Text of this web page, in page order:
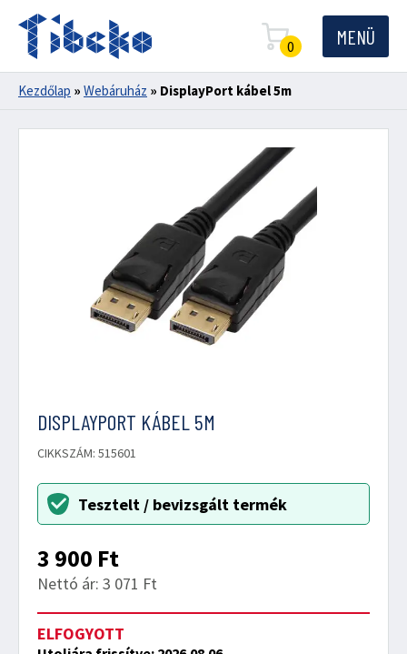
0 MENÜ
Kezdőlap » Webáruház » DisplayPort kábel 5m
DISPLAYPORT KÁBEL 5M
CIKKSZÁM: 515601
Tesztelt / bevizsgált termék
3 900 Ft
Nettó ár: 3 071 Ft
ELFOGYOTT